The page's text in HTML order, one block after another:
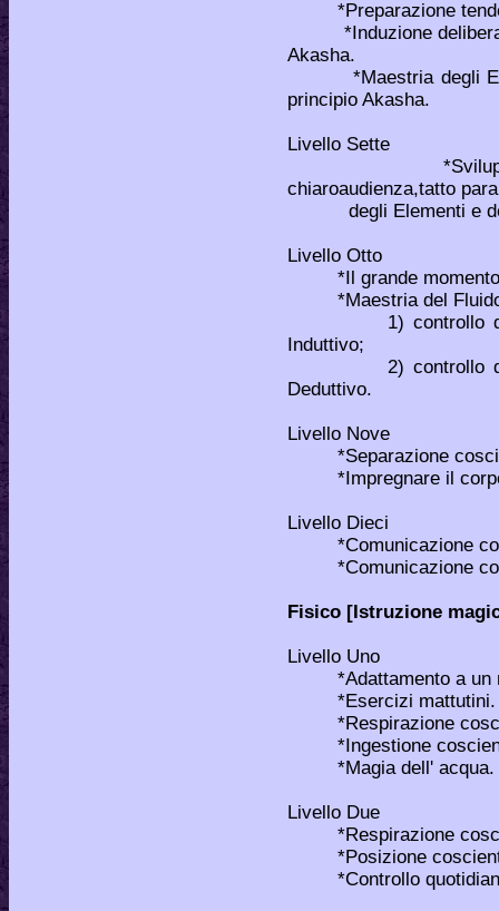
*Preparazione
*Induzione
Akasha.
*Maestria degli
principio Akasha.
Livello Sette
*Sviluppo dei
chiaroaudienza,tatto
degli Elementi e dei
Livello Otto
*Il grande momento
*Maestria del Fluido
1) controllo del
Induttivo;
2) controllo del
Deduttivo.
Livello Nove
*Separazione
*Impregnare il corpo
Livello Dieci
*Comunicazione
*Comunicazione
Fisico [Istruzione
Livello Uno
*Adattamento a un
*Esercizi mattutini.
*Respirazione
*Ingestione
*Magia dell' acqua.
Livello Due
*Respirazione
*Posizione
*Controllo